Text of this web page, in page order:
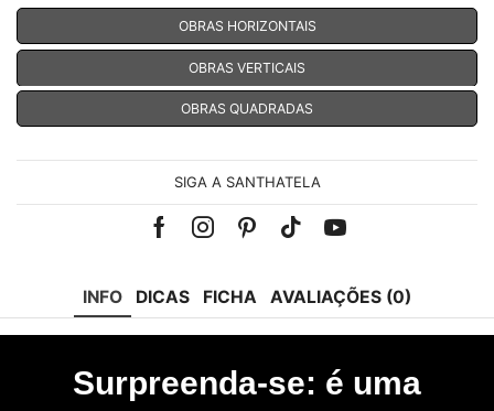
OBRAS HORIZONTAIS
OBRAS VERTICAIS
OBRAS QUADRADAS
SIGA A SANTHATELA
FacebookInstagramPinterest
Tik-Youtube
INFO DICAS FICHA AVALIAÇÕES (0)
Surpreenda-se: é uma